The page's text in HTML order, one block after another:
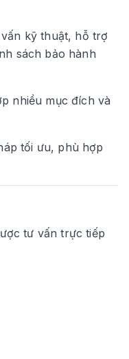
kỹ thuật, hỗ trợ
sách bảo hành
nhiều mục đích và
tối ưu, phù hợp
tư vấn trực tiếp